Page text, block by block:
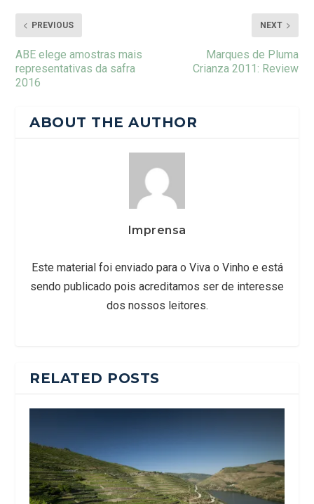
PREVIOUS
ABE elege amostras mais
representativas da safra
2016
NEXT
Marques de Pluma
Crianza 2011: Review
ABOUT THE AUTHOR
Imprensa
Este material foi enviado para o Viva o Vinho e está
sendo publicado pois acreditamos ser de interesse
dos nossos leitores.
RELATED POSTS